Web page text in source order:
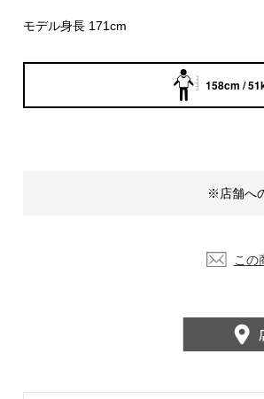
※店舗へ
158cm /
この
モデル身長 171cm